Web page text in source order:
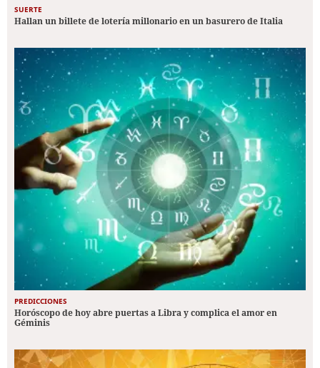
SUERTE
Hallan un billete de lotería millonario en un basurero de Italia
PREDICCIONES
Horóscopo de hoy abre puertas a Libra y complica el amor en
Géminis